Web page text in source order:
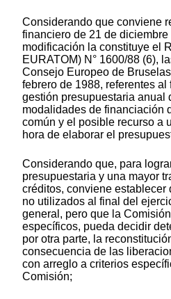
Considerando que conviene
financiero de 21 de
modificación la constituye el
EURATOM) N° 1600/88 (6),
Consejo Europeo de
febrero de 1988, referentes
gestión presupuestaria anual
modalidades de financiación
común y el posible recurso a
hora de elaborar el
Considerando que, para
presupuestaria y una mayor
créditos, conviene
no utilizados al final del
general, pero que la
específicos, pueda decidir
por otra parte, la
consecuencia de las
con arreglo a criterios
Comisión;